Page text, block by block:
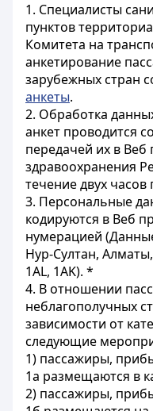
1. Специалисты
пунктов
Комитета на
анкетирование
зарубежных стран
анкеты.
2. Обработка
анкет проводится
передачей их в
здравоохранения
течение двух
3. Персональные
кодируются в Веб
нумерацией
Нур-Султан,
1AL, 1AK). *
4. В отношении
неблагополучных
зависимости от
следующие
1) пассажиры,
1а размещаются в
2) пассажиры,